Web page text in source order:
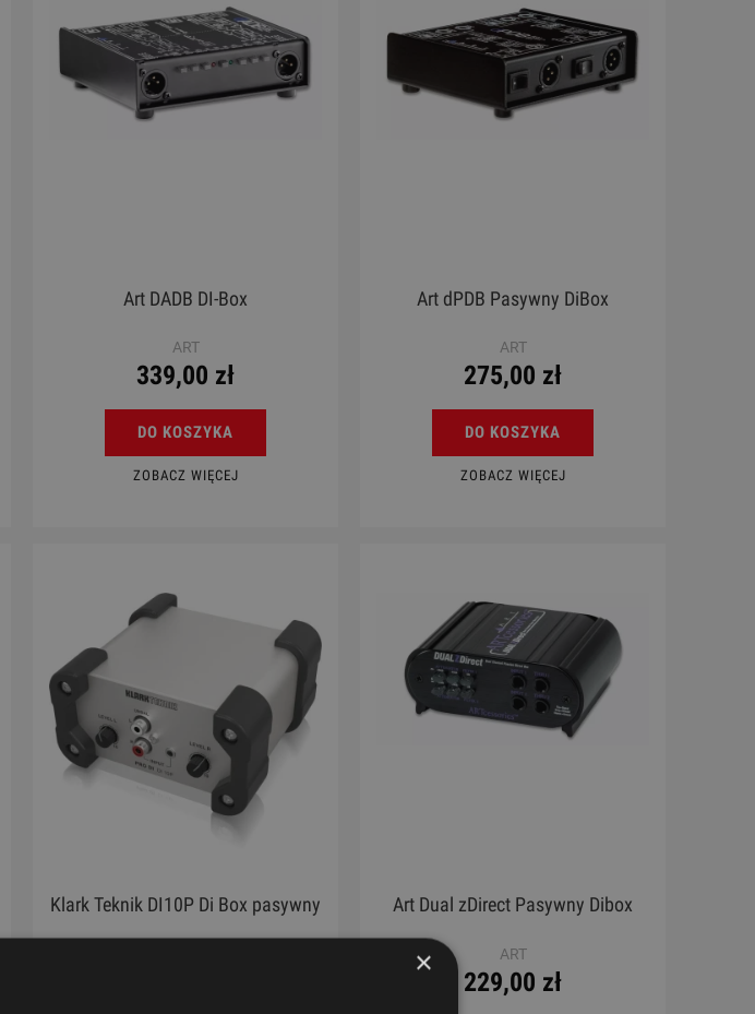
Gitara Klasyczna 4/4 - Cordoba
Protege C1 Matiz Pale Sky
930,00 zł
Cena regularna:1 089,00 zł
Ukulele - Chateau BAS01FV LB
130,00 zł
Cena regularna:189,00 zł
Art DADB DI-Box
ART
339,00 zł
DO KOSZYKA
ZOBACZ WIĘCEJ
Art dPDB Pasywny DiBox
ART
275,00 zł
DO KOSZYKA
ZOBACZ WIĘCEJ
Klark Teknik DI10P Di Box pasywny Art Dual zDirect Pasywny Dibox
ART
229,00 zł
×